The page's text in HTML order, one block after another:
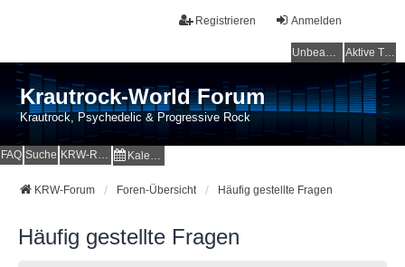
Anmelden
Registrieren
Unbeantwortete Themen Aktive Themen
Krautrock-World Forum
Krautrock, Psychedelic & Progressive Rock
FAQ Suche KRW-Radio Kalender
KRW-Forum Foren-Übersicht Häufig gestellte Fragen
Häufig gestellte Fragen